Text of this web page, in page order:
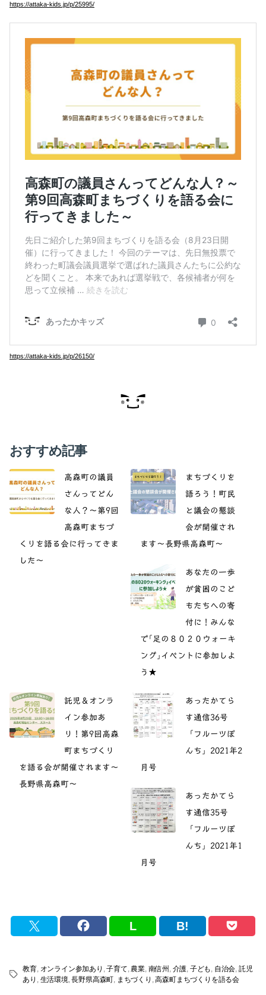
https://attaka-kids.jp/p/25995/
https://attaka-kids.jp/p/26150/
おすすめ記事
高森町の議員
さんってどん
な人？～第9回
高森町まちづ
くりを語る会に行ってきま
した～
まちづくりを
語ろう！町民
と議会の懇談
会が開催され
ます～長野県高森町～
あなたの一歩
が貧困のこど
もたちへの寄
付に！みんな
で｢足の８０２０ウォーキ
ング｣イベントに参加しよ
う★
託児＆オンラ
イン参加あ
り！第9回高森
町まちづくり
を語る会が開催されます～
長野県高森町～
あったかてら
す通信36号
「フルーツぽ
んち」2021年2
月号
あったかてら
す通信35号
「フルーツぽ
んち」2021年1
月号
L B!
タ
教育, オンライン参加あり ,子育て, 農業, 南信州 , 介護, 子ども , 自治会, 託児
あり , 生活環境,長野県高森町, まちづくり ,高森町まちづくりを語る会